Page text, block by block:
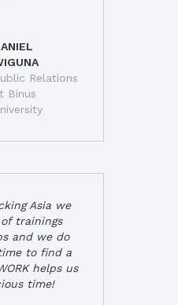
Relations
Binus
Asia we
trainings
and we do
to find a
helps us
time!